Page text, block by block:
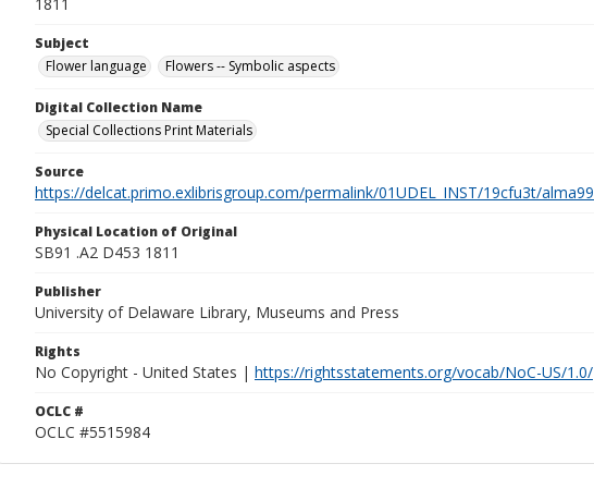
Subject
Flower language
Flowers -- Symbolic aspects
Digital Collection Name
Special Collections Print Materials
Source
https://delcat.primo.exlibrisgroup.com/permalink/01UDEL_INST/19cfu3t/
Physical Location of Original
SB91 .A2 D453 1811
Publisher
University of Delaware Library, Museums and Press
Rights
No Copyright - United States | https://rightsstatements.org/vocab/NoC-US/1.0/
OCLC #
OCLC #5515984